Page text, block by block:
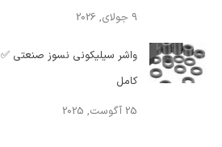
9 جولای, 2026
واشر سیلیکونی نسوز صنعتی
کامل
25 آگوست, 2025